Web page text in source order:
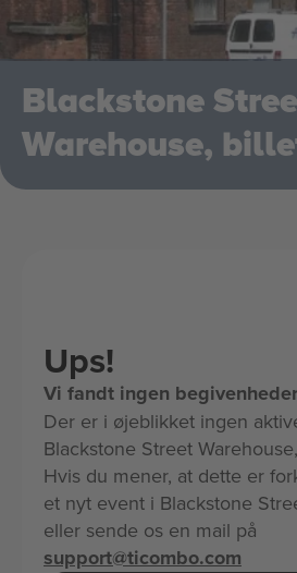
Blackstone
Warehouse,
Ups!
Vi fandt ingen
Der er i øjeblikket ingen
Blackstone Street
Hvis du mener, at dette er
et nyt event i Blackstone
eller sende os en mail på
support@ticombo.com